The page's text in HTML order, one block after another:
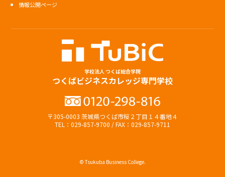
情報公開ページ
学校法人 つくば総合学院
つくばビジネスカレッジ専門学校
〒305-0003 茨城県つくば市桜２丁目１４番地４
TEL：029-857-9700 / FAX：029-857-9711
© Tsukuba Business College.